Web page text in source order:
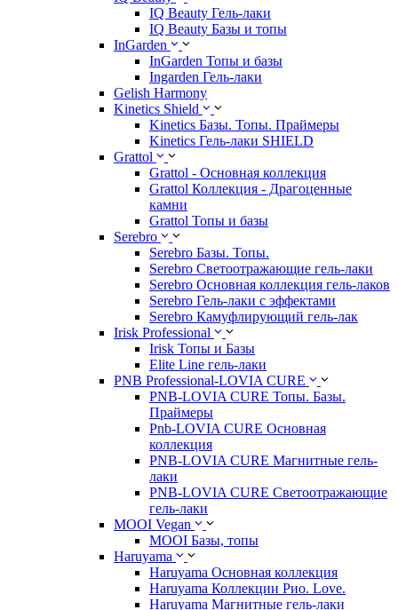
IQ Beauty Гель-лаки
IQ Beauty Базы и топы
InGarden
InGarden Топы и базы
Ingarden Гель-лаки
Gelish Harmony
Kinetics Shield
Kinetics Базы. Топы. Праймеры
Kinetics Гель-лаки SHIELD
Grattol
Grattol - Oснoвнaя коллекция
Grattol Коллекция - Драгоценные
камни
Grattol Топы и базы
Serebro
Serebro Базы. Топы.
Serebro Светоотражающие гель-лаки
Serebro Основная коллекция гель-лаков
Serebro Гель-лаки с эффектами
Serebro Камуфлирующий гель-лак
Irisk Professional
Irisk Топы и Базы
Elite Line гель-лаки
PNB Professional-LOVIA CURE
PNB-LOVIA CURE Топы. Базы.
Праймеры
Pnb-LOVIA CURE Основная
коллекция
PNB-LOVIA CURE Магнитные гель-
лаки
PNB-LOVIA CURE Cветоотражающие
гель-лаки
MOOI Vegan
MOOI Базы, топы
Haruyama
Haruyama Основная коллекция
Haruyama Коллекции Рио. Love.
Haruyama Магнитные гель-лаки